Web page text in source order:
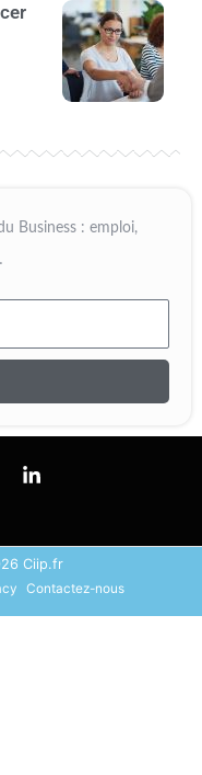
Business : emploi,
Ciip.fr
Contactez-nous